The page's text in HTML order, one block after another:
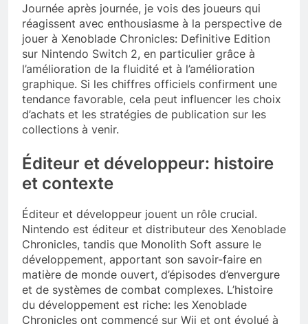
Journée après journée, je vois des joueurs qui
réagissent avec enthousiasme à la perspective de
jouer à Xenoblade Chronicles: Definitive Edition
sur Nintendo Switch 2, en particulier grâce à
l’amélioration de la fluidité et à l’amélioration
graphique. Si les chiffres officiels confirment une
tendance favorable, cela peut influencer les choix
d’achats et les stratégies de publication sur les
collections à venir.
Éditeur et développeur: histoire
et contexte
Éditeur et développeur jouent un rôle crucial.
Nintendo est éditeur et distributeur des Xenoblade
Chronicles, tandis que Monolith Soft assure le
développement, apportant son savoir-faire en
matière de monde ouvert, d’épisodes d’envergure
et de systèmes de combat complexes. L’histoire
du développement est riche: les Xenoblade
Chronicles ont commencé sur Wii et ont évolué à